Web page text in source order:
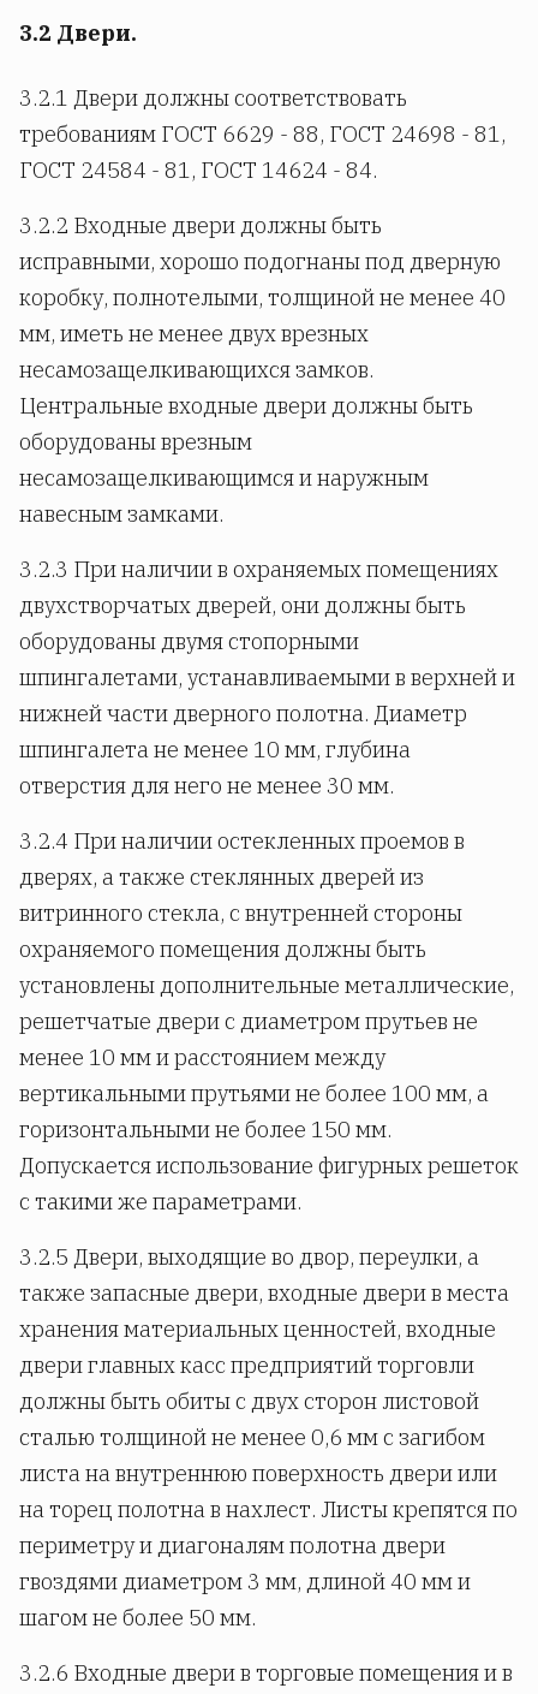
3.2 Двери.
3.2.1 Двери должны соответствовать
требованиям ГОСТ 6629 - 88, ГОСТ 24698 - 81,
ГОСТ 24584 - 81, ГОСТ 14624 - 84.
3.2.2 Входные двери должны быть
исправными, хорошо подогнаны под дверную
коробку, полнотелыми, толщиной не менее 40
мм, иметь не менее двух врезных
несамозащелкивающихся замков.
Центральные входные двери должны быть
оборудованы врезным
несамозащелкивающимся и наружным
навесным замками.
3.2.3 При наличии в охраняемых помещениях
двухстворчатых дверей, они должны быть
оборудованы двумя стопорными
шпингалетами, устанавливаемыми в верхней и
нижней части дверного полотна. Диаметр
шпингалета не менее 10 мм, глубина
отверстия для него не менее 30 мм.
3.2.4 При наличии остекленных проемов в
дверях, а также стеклянных дверей из
витринного стекла, с внутренней стороны
охраняемого помещения должны быть
установлены дополнительные металлические,
решетчатые двери с диаметром прутьев не
менее 10 мм и расстоянием между
вертикальными прутьями не более 100 мм, а
горизонтальными не более 150 мм.
Допускается использование фигурных решеток
с такими же параметрами.
3.2.5 Двери, выходящие во двор, переулки, а
также запасные двери, входные двери в места
хранения материальных ценностей, входные
двери главных касс предприятий торговли
должны быть обиты с двух сторон листовой
сталью толщиной не менее 0,6 мм с загибом
листа на внутреннюю поверхность двери или
на торец полотна в нахлест. Листы крепятся по
периметру и диагоналям полотна двери
гвоздями диаметром 3 мм, длиной 40 мм и
шагом не более 50 мм.
3.2.6 Входные двери в торговые помещения и в